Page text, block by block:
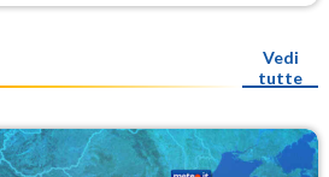
Vedi
tutte